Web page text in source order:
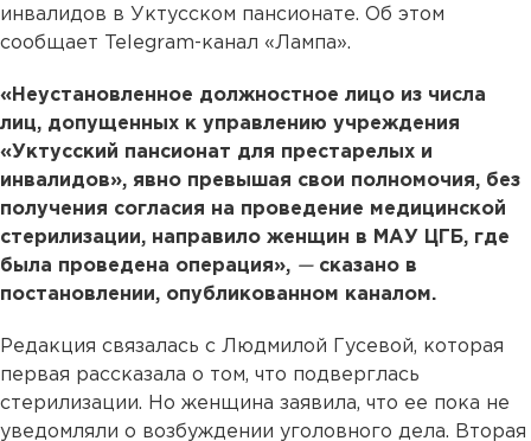
инвалидов в Уктусском пансионате. Об этом
сообщает Telegram-канал «Лампа».
«Неустановленное должностное лицо из числа
лиц, допущенных к управлению учреждения
«Уктусский пансионат для престарелых и
инвалидов», явно превышая свои полномочия, без
получения согласия на проведение медицинской
стерилизации, направило женщин в МАУ ЦГБ, где
была проведена операция», —сказано в
постановлении, опубликованном каналом.
Редакция связалась с Людмилой Гусевой, которая
первая рассказала о том, что подверглась
стерилизации. Но женщина заявила, что ее пока не
уведомляли о возбуждении уголовного дела. Вторая